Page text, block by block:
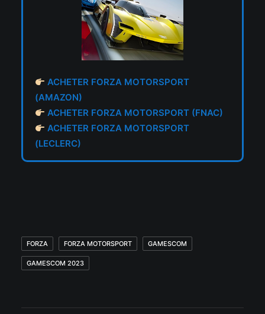
ACHETER FORZA MOTORSPORT
(AMAZON)
ACHETER FORZA MOTORSPORT (FNAC)
ACHETER FORZA MOTORSPORT
(LECLERC)
FORZA FORZA MOTORSPORT GAMESCOM
GAMESCOM 2023